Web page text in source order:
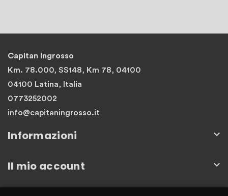
Capitan Ingrosso
Km. 78.000, SS148, Km 78, 04100
04100 Latina, Italia
0773252002
info@capitaningrosso.it
Informazioni 
Il mio account 